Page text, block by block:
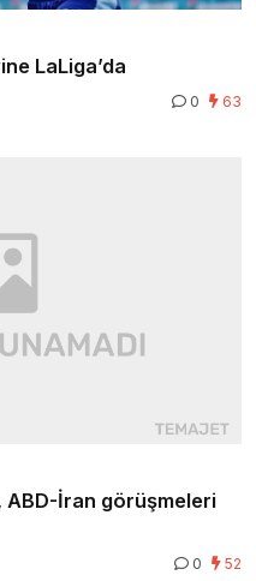
LaLiga’da
0 63
ABD-İran görüşmeleri
0 52